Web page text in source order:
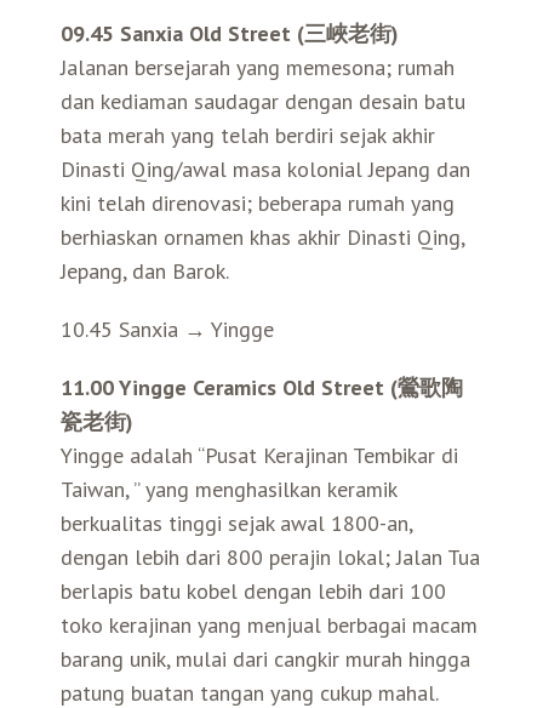
09.45 Sanxia Old Street (三峽老街)
Jalanan bersejarah yang memesona; rumah
dan kediaman saudagar dengan desain batu
bata merah yang telah berdiri sejak akhir
Dinasti Qing/awal masa kolonial Jepang dan
kini telah direnovasi; beberapa rumah yang
berhiaskan ornamen khas akhir Dinasti Qing,
Jepang, dan Barok.
10.45 Sanxia → Yingge
11.00 Yingge Ceramics Old Street (鶯歌陶
瓷老街)
Yingge adalah “Pusat Kerajinan Tembikar di
Taiwan, ” yang menghasilkan keramik
berkualitas tinggi sejak awal 1800-an,
dengan lebih dari 800 perajin lokal; Jalan Tua
berlapis batu kobel dengan lebih dari 100
toko kerajinan yang menjual berbagai macam
barang unik, mulai dari cangkir murah hingga
patung buatan tangan yang cukup mahal.